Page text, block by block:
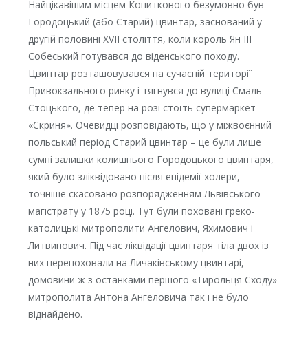
Найцікавішим місцем Копиткового безумовно був
Городоцький (або Старий) цвинтар, заснований у
другій половині XVII століття, коли король Ян III
Собеський готувався до віденського походу.
Цвинтар розташовувався на сучасній території
Привокзального ринку і тягнувся до вулиці Смаль-
Стоцького, де тепер на розі стоїть супермаркет
«Скриня». Очевидці розповідають, що у міжвоєнний
польський період Старий цвинтар – це були лише
сумні залишки колишнього Городоцького цвинтаря,
який було зліквідовано після епідемії холери,
точніше скасовано розпорядженням Львівського
магістрату у 1875 році. Тут були поховані греко-
католицькі митрополити Ангелович, Яхимович і
Литвинович. Під час ліквідації цвинтаря тіла двох із
них перепоховали на Личаківському цвинтарі,
домовини ж з останками першого «Тирольця Сходу»
митрополита Антона Ангеловича так і не було
віднайдено.